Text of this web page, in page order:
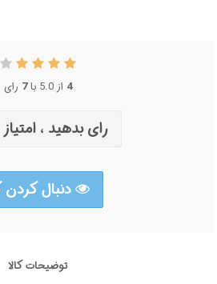
4 از 5.0 با 7 رای
رای بدهید ،
دنبال کردن
توضیحات کالا